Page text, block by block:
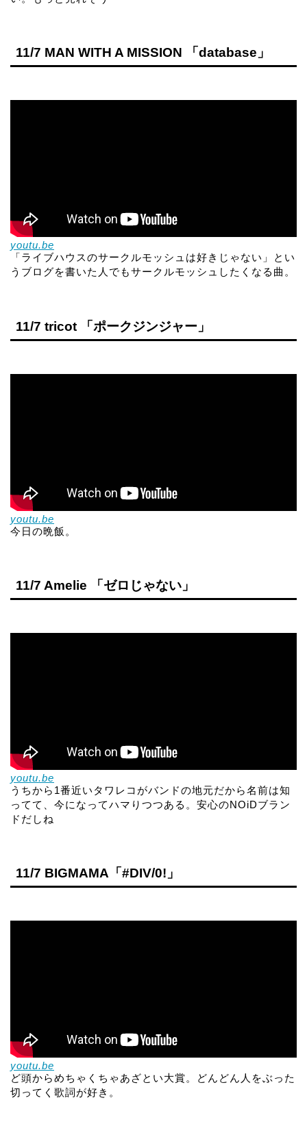
11/7 MAN WITH A MISSION 「database」
youtu.be
「ライブハウスのサークルモッシュは好きじゃない」とい
うブログを書いた人でもサークルモッシュしたくなる曲。
11/7 tricot 「ポークジンジャー」
youtu.be
今日の晩飯。
11/7 Amelie 「ゼロじゃない」
youtu.be
うちから1番近いタワレコがバンドの地元だから名前は知
ってて、今になってハマりつつある。安心のNOiDブラン
ドだしね
11/7 BIGMAMA「#DIV/0!」
youtu.be
ど頭からめちゃくちゃあざとい大賞。どんどん人をぶった
切ってく歌詞が好き。